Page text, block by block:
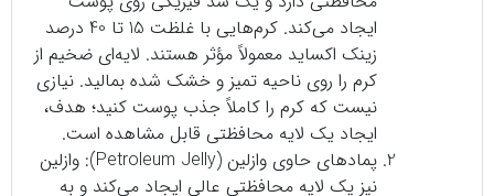
ایجاد می‌کند. کرم‌هایی با غلظت 15 تا 40 درصد
زینک اکساید معمولاً مؤثر هستند. لایه‌ای ضخیم از
کرم را روی ناحیه تمیز و خشک شده بمالید. نیازی
نیست که کرم را کاملاً جذب پوست کنید؛ هدف،
ایجاد یک لایه محافظتی قابل مشاهده است.
پمادهای حاوی وازلین (Petroleum Jelly): وازلین
نیز یک لایه محافظتی عالی ایجاد می‌کند و به